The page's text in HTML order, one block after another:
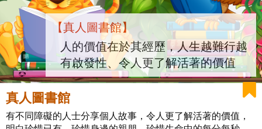
【真人圖書館】
人的價值在於其經歷，人生越難行越
有啟發性、令人更了解活著的價值
真人圖書館
有不同障礙的人士分享個人故事，令人更了解活著的價值，